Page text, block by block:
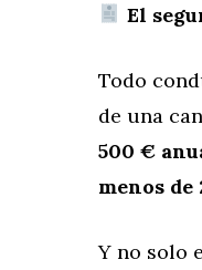
El
Todo
de una
500 €
menos
Y no solo